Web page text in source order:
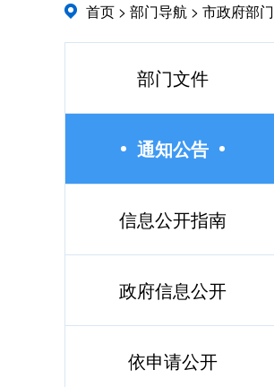
首页 > 部门导航 > 市政府部门
部门文件
通知公告
信息公开指南
政府信息公开
依申请公开